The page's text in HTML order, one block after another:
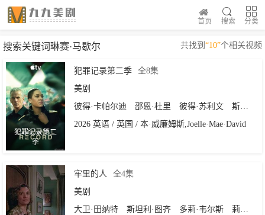
分类
搜索
首页
搜索关键词琳赛·马歇尔 共找到 “10”个相关视频
犯罪记录第二
季
犯罪记录第二季
全8集
美剧
彼得·卡帕尔迪
邵恩·杜里 彼得·苏利文
斯蒂芬·坎贝尔·莫尔
2026 英语 / 英国 / 本·威廉姆斯,Joelle·Mae·David
牢里的人
全4集
美剧
大卫·田纳特
斯坦利·图齐 多莉·韦尔斯
莉迪娅·韦斯特